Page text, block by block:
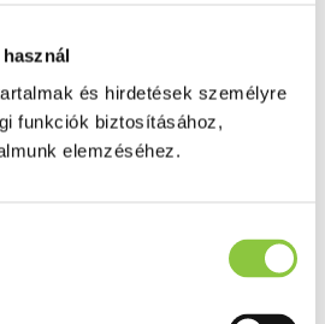
és hirdetések személyre
funkciók biztosításához,
elemzéséhez.
Részletek